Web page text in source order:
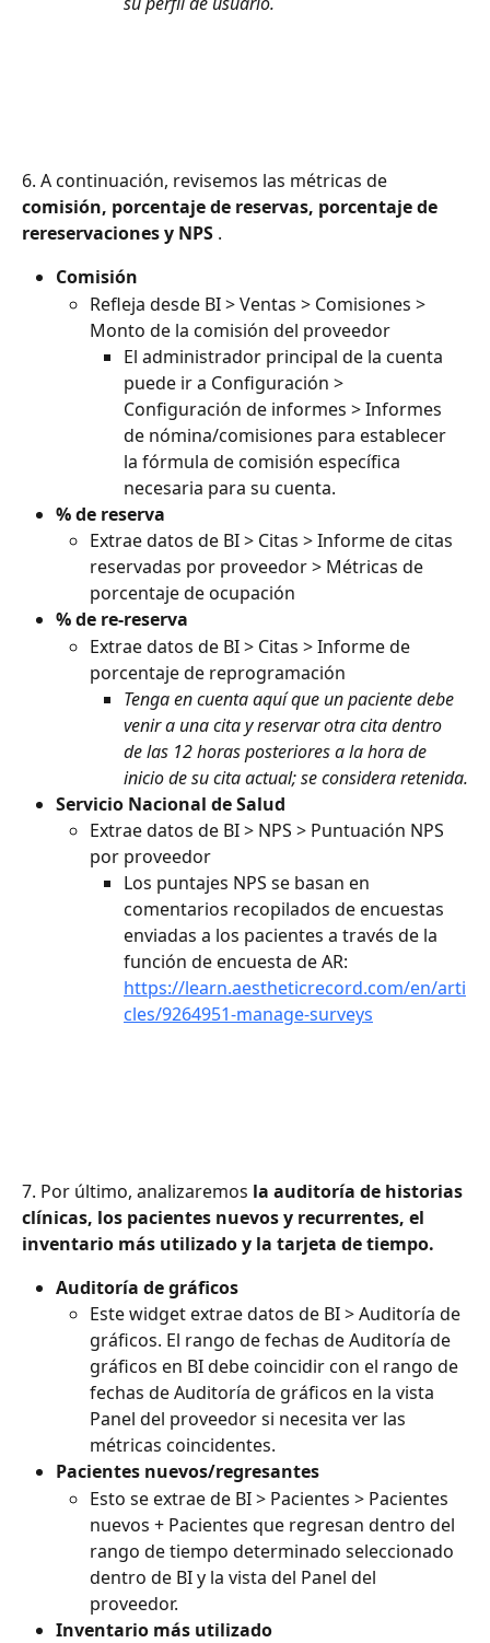
6. A continuación, revisemos las métricas de
comisión, porcentaje de reservas, porcentaje de
rereservaciones y NPS .
Comisión
Refleja desde BI > Ventas > Comisiones >
Monto de la comisión del proveedor
El administrador principal de la cuenta
puede ir a Configuración >
Configuración de informes > Informes
de nómina/comisiones para establecer
la fórmula de comisión específica
necesaria para su cuenta.
% de reserva
Extrae datos de BI > Citas > Informe de citas
reservadas por proveedor > Métricas de
porcentaje de ocupación
% de re-reserva
Extrae datos de BI > Citas > Informe de
porcentaje de reprogramación
Tenga en cuenta aquí que un paciente debe
venir a una cita y reservar otra cita dentro
de las 12 horas posteriores a la hora de
inicio de su cita actual; se considera retenida.
Servicio Nacional de Salud
Extrae datos de BI > NPS > Puntuación NPS
por proveedor
Los puntajes NPS se basan en
comentarios recopilados de encuestas
enviadas a los pacientes a través de la
función de encuesta de AR:
https://learn.aestheticrecord.com/en/arti
cles/9264951-manage-surveys
7. Por último, analizaremos la auditoría de historias
clínicas, los pacientes nuevos y recurrentes, el
inventario más utilizado y la tarjeta de tiempo.
Auditoría de gráficos
Este widget extrae datos de BI > Auditoría de
gráficos. El rango de fechas de Auditoría de
gráficos en BI debe coincidir con el rango de
fechas de Auditoría de gráficos en la vista
Panel del proveedor si necesita ver las
métricas coincidentes.
Pacientes nuevos/regresantes
Esto se extrae de BI > Pacientes > Pacientes
nuevos + Pacientes que regresan dentro del
rango de tiempo determinado seleccionado
dentro de BI y la vista del Panel del
proveedor.
Inventario más utilizado